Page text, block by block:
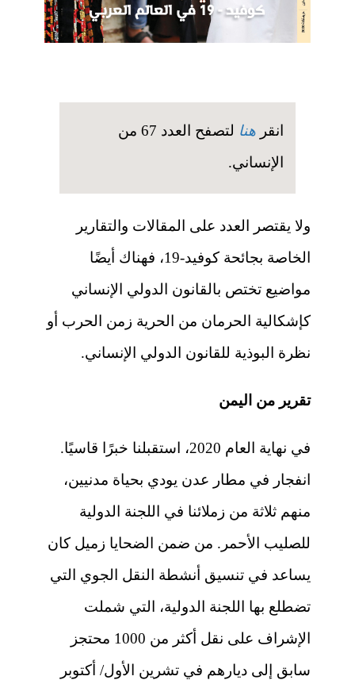
انقر هنا
لتصفح العدد 67 من
الإنساني.
ولا يقتصر العدد على المقالات والتقارير
الخاصة بجائحة كوفيد-19، فهناك أيضًا
مواضيع تختص بالقانون الدولي الإنساني
كإشكالية الحرمان من الحرية زمن الحرب أو
نظرة البوذية للقانون الدولي الإنساني.
تقرير من اليمن
في نهاية العام 2020، استقبلنا خبرًا قاسيًا.
انفجار في مطار عدن يودي بحياة مدنيين،
منهم ثلاثة من زملائنا في اللجنة الدولية
للصليب الأحمر. من ضمن الضحايا زميل كان
يساعد في تنسيق أنشطة النقل الجوي التي
تضطلع بها اللجنة الدولية، التي شملت
الإشراف على نقل أكثر من 1000 محتجز
سابق إلى ديارهم في تشرين الأول/ أكتوبر